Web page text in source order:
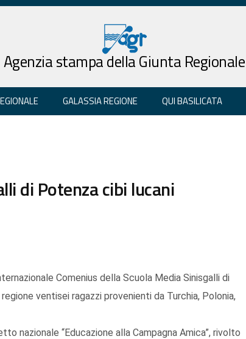
Agenzia stampa della Giunta Regionale
GALASSIA REGIONE QUI BASILICATA
di Potenza cibi lucani
Comenius della Scuola Media Sinisgalli di
ventisei ragazzi provenienti da Turchia, Polonia,
nazionale “Educazione alla Campagna Amica”, rivolto